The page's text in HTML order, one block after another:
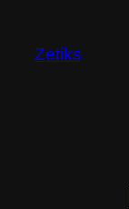
содержимому
Zetiks